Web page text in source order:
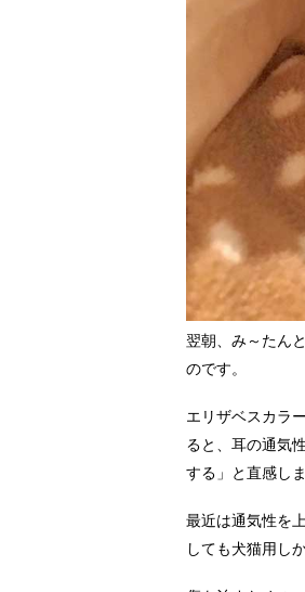
翌朝、み～たん
のです。
エリザベスカラ
ると、耳の通気
する」と直感し
最近は通気性を
しても犬猫用し